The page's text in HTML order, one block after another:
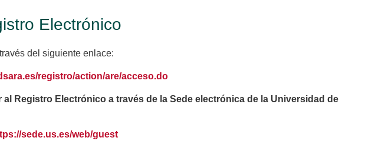
Electrónico
del siguiente enlace:
registro/action/are/acceso.do
al Registro Electrónico a través de la Sede electrónica de la Universidad de
sede.us.es/web/guest